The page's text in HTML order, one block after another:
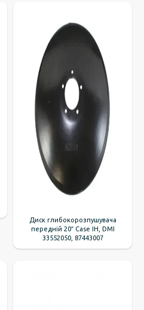
Диск глибокорозпушувача
передній 20″ Case IH, DMI
33552050, 87443007